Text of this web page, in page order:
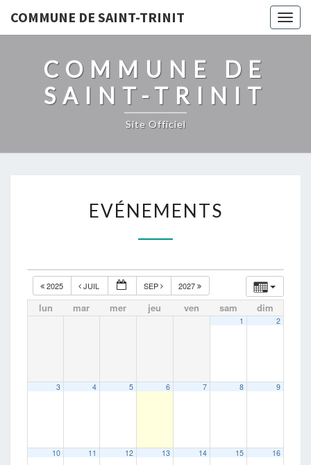
COMMUNE DE SAINT-TRINIT
COMMUNE DE
SAINT-TRINIT
Site Officiel
EVÉNEMENTS
2025 JUIL SEP 2027
lun mar mer jeu ven sam dim
1 2
3 4 5 6 7 8 9
10 11 12 13 14 15 16